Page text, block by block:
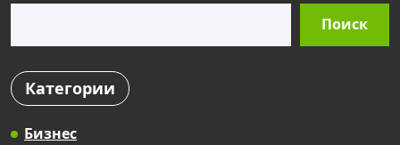
Поиск
Категории
Бизнес